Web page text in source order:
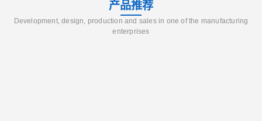
产品推荐
Development, design, production and sales in one of the manufacturing
enterprises